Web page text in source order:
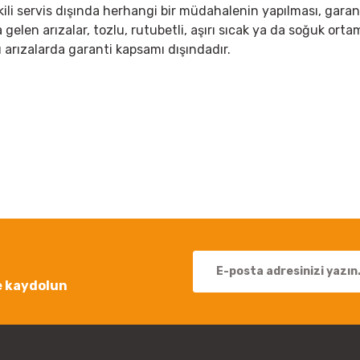
servis dışında herhangi bir müdahalenin yapılması,
arızalar, tozlu, rutubetli, aşırı sıcak ya da soğuk
garanti kapsamı dışındadır.
kaydolun